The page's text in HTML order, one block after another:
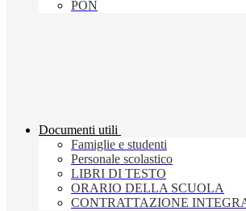
PON
Documenti utili
Famiglie e studenti
Personale scolastico
LIBRI DI TESTO
ORARIO DELLA SCUOLA
CONTRATTAZIONE